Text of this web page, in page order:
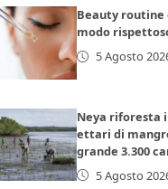
Beauty routine
modo
5 Agosto
Neya riforesta
ettari di
grande 3.300
5 Agosto